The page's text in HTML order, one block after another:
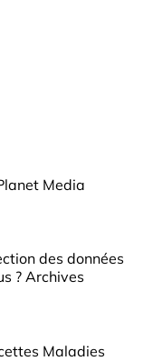
Media
des données
? Archives
Maladies